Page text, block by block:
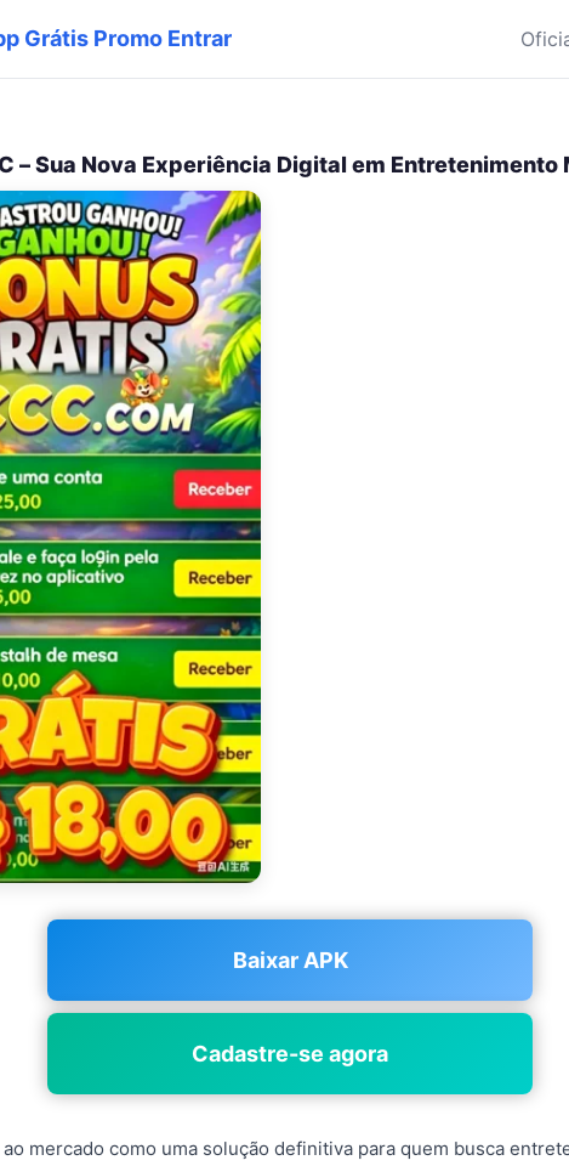
Grátis Promo Entrar
– Sua Nova Experiência Digital em Entretenimento
Baixar APK
Cadastre-se agora
ao mercado como uma solução definitiva para quem busca